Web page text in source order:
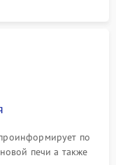
по
печи а также